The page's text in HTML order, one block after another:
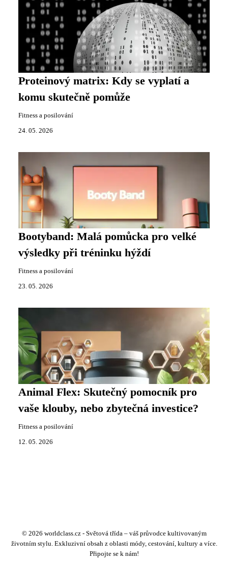
Proteinový matrix: Kdy se vyplatí a
komu skutečně pomůže
Fitness a posilování
24. 05. 2026
Bootyband: Malá pomůcka pro velké
výsledky při tréninku hýždí
Fitness a posilování
23. 05. 2026
Animal Flex: Skutečný pomocník pro
vaše klouby, nebo zbytečná investice?
Fitness a posilování
12. 05. 2026
© 2026 worldclass.cz - Světová třída – váš průvodce kultivovaným
životním stylu. Exkluzivní obsah z oblasti módy, cestování, kultury a více.
Připojte se k nám!